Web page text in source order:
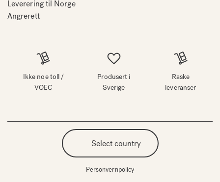
Leverering til Norge
Angrerett
Ikke noe toll /
VOEC
Produsert i
Sverige
Raske
leveranser
Select country
Personvernpolicy